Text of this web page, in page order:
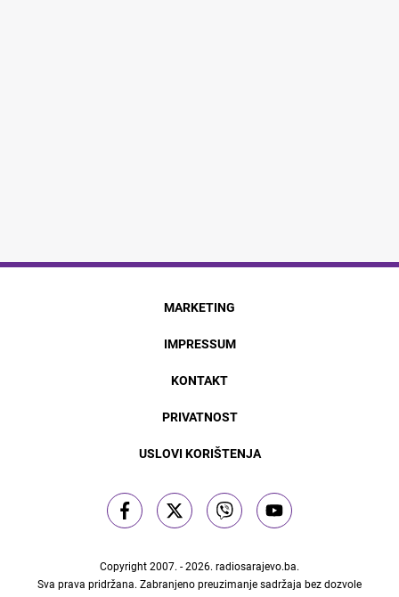
MARKETING
IMPRESSUM
KONTAKT
PRIVATNOST
USLOVI KORIŠTENJA
Copyright 2007. - 2026. radiosarajevo.ba.
Sva prava pridržana. Zabranjeno preuzimanje sadržaja bez dozvole